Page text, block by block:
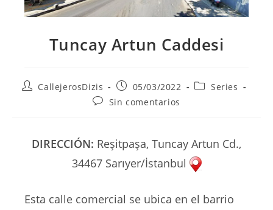
Tuncay Artun Caddesi
AutorCallejerosDizis
Publicación
la
05/03/2022
Categoría
Series
Comentarios
Sin comentarios
DIRECCIÓN: Reşitpaşa, Tuncay Artun Cd.,
34467 Sarıyer/İstanbul
Esta calle comercial se ubica en el barrio